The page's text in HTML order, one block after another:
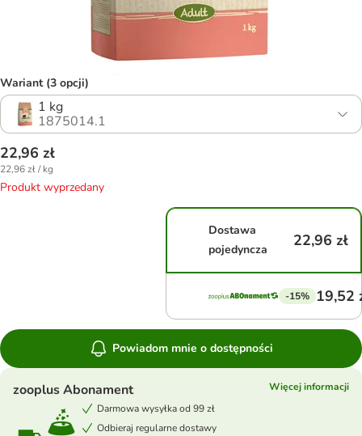
Wariant (3 opcji)
1 kg
1875014.1
22,96 zł
22,96 zł / kg
Produkt wyprzedany
Dostawa
pojedyncza
22,96 zł
-15% 19,52
Powiadom mnie o dostępności
zooplus Abonament
Więcej informacji
Darmowa wysyłka od 99 zł
Odbieraj regularne dostawy